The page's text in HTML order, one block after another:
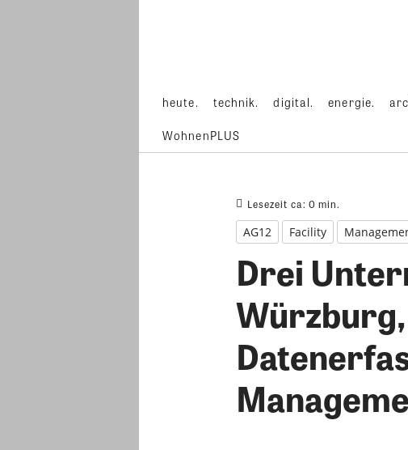
heute. technik. digital. energie.
WohnenPLUS
Lesezeit ca: 0 min.
AG12 Facility
Drei